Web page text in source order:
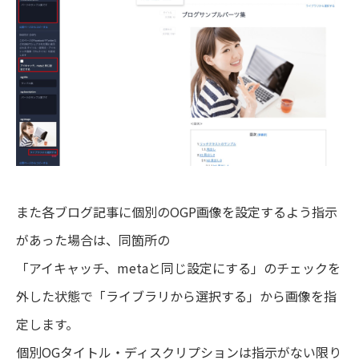
また各ブログ記事に個別のOGP画像を設定するよう指示
があった場合は、同箇所の
「アイキャッチ、metaと同じ設定にする」のチェックを
外した状態で「ライブラリから選択する」から画像を指
定します。
個別OGタイトル・ディスクリプションは指示がない限り